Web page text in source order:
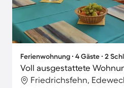
Ferienwohnung ∙ 4 Gäste ∙ 2
Friedrichsfehn,